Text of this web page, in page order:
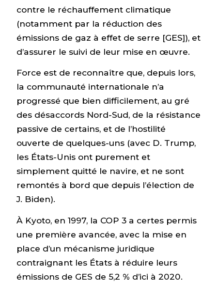
contre le réchauffement climatique
(notamment par la réduction des
émissions de gaz à effet de serre [GES]), et
d’assurer le suivi de leur mise en œuvre.
Force est de reconnaître que, depuis lors,
la communauté internationale n’a
progressé que bien difficilement, au gré
des désaccords Nord-Sud, de la résistance
passive de certains, et de l’hostilité
ouverte de quelques-uns (avec D. Trump,
les États-Unis ont purement et
simplement quitté le navire, et ne sont
remontés à bord que depuis l’élection de
J. Biden).
À Kyoto, en 1997, la COP 3 a certes permis
une première avancée, avec la mise en
place d’un mécanisme juridique
contraignant les États à réduire leurs
émissions de GES de 5,2 % d’ici à 2020.